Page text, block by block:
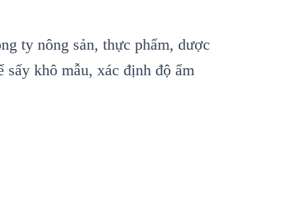
ty nông sản, thực phẩm, dược
sấy khô mẫu, xác định độ ẩm